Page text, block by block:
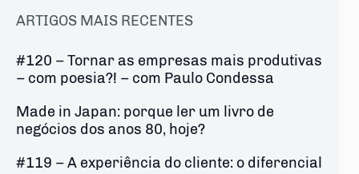
ARTIGOS MAIS RECENTES
#120 – Tornar as empresas mais produtivas
– com poesia?! – com Paulo Condessa
Made in Japan: porque ler um livro de
negócios dos anos 80, hoje?
#119 – A experiência do cliente: o diferencial